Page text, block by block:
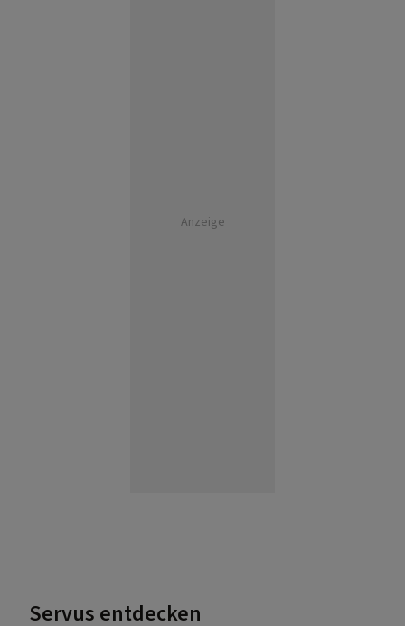
Anzeige
Servus entdecken